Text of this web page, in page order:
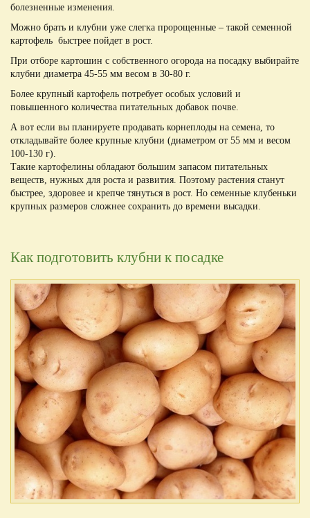
болезненные изменения.
Можно брать и клубни уже слегка пророщенные – такой семенной
картофель быстрее пойдет в рост.
При отборе картошин с собственного огорода на посадку выбирайте
клубни диаметра 45-55 мм весом в 30-80 г.
Более крупный картофель потребует особых условий и
повышенного количества питательных добавок почве.
А вот если вы планируете продавать корнеплоды на семена, то
откладывайте более крупные клубни (диаметром от 55 мм и весом
100-130 г).
Такие картофелины обладают большим запасом питательных
веществ, нужных для роста и развития. Поэтому растения станут
быстрее, здоровее и крепче тянуться в рост. Но семенные клубеньки
крупных размеров сложнее сохранить до времени высадки.
Как подготовить клубни к посадке